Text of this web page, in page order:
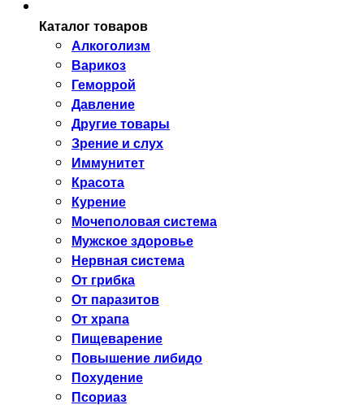
Каталог товаров
Алкоголизм
Варикоз
Геморрой
Давление
Другие товары
Зрение и слух
Иммунитет
Красота
Курение
Мочеполовая система
Мужское здоровье
Нервная система
От грибка
От паразитов
От храпа
Пищеварение
Повышение либидо
Похудение
Псориаз